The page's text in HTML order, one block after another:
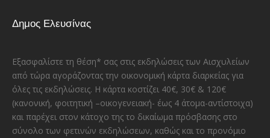
Δημος Ελευσίνας
Εξασφαλίστε τη θέση* σας στις εκδηλώσεις των Αισχυλείων
από τώρα αγοράζοντας την οικονομική κάρτα διαρκείας για
όλες τις εκδηλώσεις. Η κάρτα κοστίζει 40€, 30€ & 120€
(κανονική, φοιτητική –οικογενειακή- έως 4 άτομα-αντίστοιχα)
και παρέχει στον κάτοχο της το δικαίωμα πρόσβασης στο
σύνολο των φετινών εκδηλώσεων, καθώς και το προνόμιο